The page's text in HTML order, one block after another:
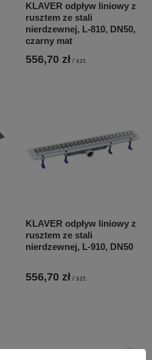
KLAVER odpływ liniowy z
rusztem ze stali
nierdzewnej, L-810, DN50,
czarny mat
556,70 zł / szt.
KLAVER odpływ liniowy z
rusztem ze stali
nierdzewnej, L-910, DN50
556,70 zł / szt.